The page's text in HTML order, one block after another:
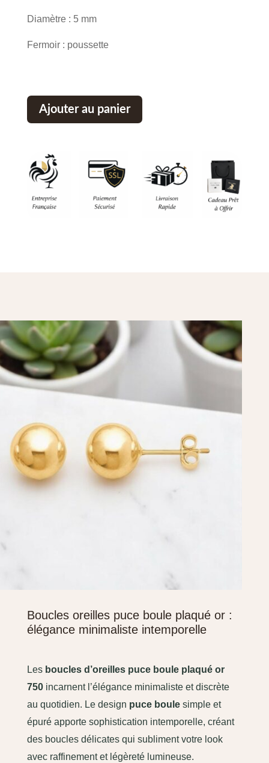
Diamètre : 5 mm
Fermoir : poussette
Ajouter au panier
Boucles oreilles puce boule plaqué or :
élégance minimaliste intemporelle
Les boucles d’oreilles puce boule plaqué or
750incarnent l’élégance minimaliste et discrète
au quotidien. Le design puce boulesimple et
épuré apporte sophistication intemporelle, créant
des boucles délicates qui subliment votre look
avec raffinement et légèreté lumineuse.